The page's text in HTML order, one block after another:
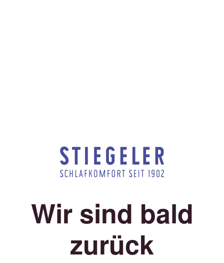
Wir sind bald
zurück